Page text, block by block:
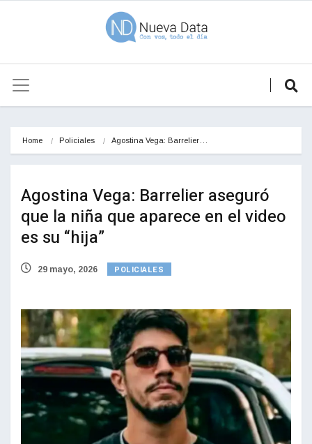
Home Policiales Agostina Vega: Barrelier…
Agostina Vega: Barrelier aseguró
que la niña que aparece en el video
es su “hija”
29 mayo, 2026 POLICIALES